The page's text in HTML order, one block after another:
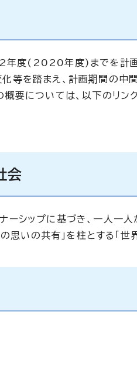
度(2020年度)までを計画
等を踏まえ、計画期間の
要については、以下のリン
会
ーシップに基づき、一人一
の思いの共有」を柱とする「世